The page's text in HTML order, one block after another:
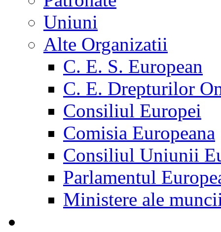
Uniuni
Alte Organizatii
C. E. S. European
C. E. Drepturilor
Consiliul Europei
Comisia Europeana
Consiliul Uniunii
Parlamentul
Ministere ale